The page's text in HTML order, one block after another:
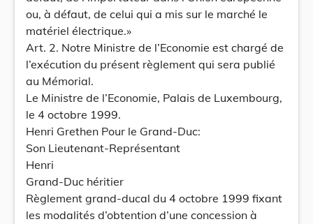
ou, à défaut, de celui qui a mis sur le marché le
matériel électrique.»
Art. 2. Notre Ministre de l’Economie est chargé de
l’exécution du présent règlement qui sera publié
au Mémorial.
Le Ministre de l’Economie, Palais de Luxembourg,
le 4 octobre 1999.
Henri Grethen Pour le Grand-Duc:
Son Lieutenant-Représentant
Henri
Grand-Duc héritier
Règlement grand-ducal du 4 octobre 1999 fixant
les modalités d’obtention d’une concession à